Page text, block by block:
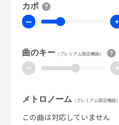
カポ
ー +
曲のキー（プレミアム限定機能）
ー +
メトロノーム （プレミアム限定機能）
この曲は対応していません